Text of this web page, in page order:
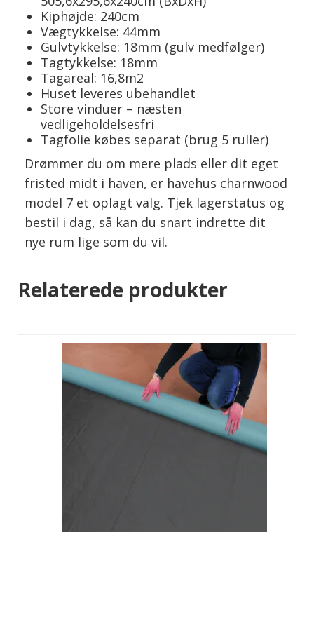
Kiphøjde: 240cm
Vægtykkelse: 44mm
Gulvtykkelse: 18mm (gulv medfølger)
Tagtykkelse: 18mm
Tagareal: 16,8m2
Huset leveres ubehandlet
Store vinduer – næsten
vedligeholdelsesfri
Tagfolie købes separat (brug 5 ruller)
Drømmer du om mere plads eller dit eget
fristed midt i haven, er havehus charnwood
model 7 et oplagt valg. Tjek lagerstatus og
bestil i dag, så kan du snart indrette dit
nye rum lige som du vil.
Relaterede produkter